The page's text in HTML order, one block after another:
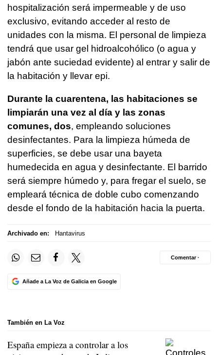
hospitalización será impermeable y de uso
exclusivo, evitando acceder al resto de
unidades con la misma. El personal de limpieza
tendrá que usar gel hidroalcohólico (o agua y
jabón ante suciedad evidente) al entrar y salir de
la habitación y llevar epi.
Durante la cuarentena, las habitaciones se
limpiarán una vez al día y las zonas
comunes, dos, empleando soluciones
desinfectantes. Para la limpieza húmeda de
superficies, se debe usar una bayeta
humedecida en agua y desinfectante. El barrido
será siempre húmedo y, para fregar el suelo, se
empleará técnica de doble cubo comenzando
desde el fondo de la habitación hacia la puerta.
Archivado en: Hantavirus
Añade a La Voz de Galicia en Google
Comentar ·
También en La Voz
España empieza a controlar a los